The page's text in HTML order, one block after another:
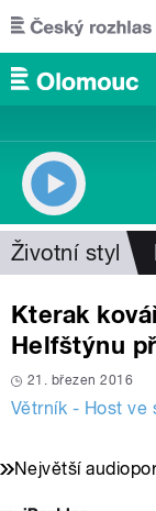
Přejít k hlavnímu
Životní styl
Kterak
Helfštýnu
21. březen 2016
Větrník - Host ve
Největší